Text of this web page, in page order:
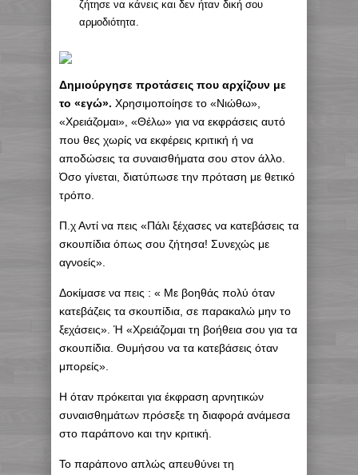
ζήτησε να κάνεις και δεν ήταν δική σου
αρμοδιότητα.
Δημιούργησε προτάσεις που αρχίζουν με
το «εγώ». Χρησιμοποίησε το «Νιώθω»,
«Χρειάζομαι», «Θέλω» για να εκφράσεις αυτό
που θες χωρίς να εκφέρεις κριτική ή να
αποδώσεις τα συναισθήματα σου στον άλλο.
Όσο γίνεται, διατύπωσε την πρόταση με θετικό
τρόπο.
Π.χ Αντί να πεις «Πάλι ξέχασες να κατεβάσεις τα
σκουπίδια όπως σου ζήτησα! Συνεχώς με
αγνοείς».
Δοκίμασε να πεις : « Με βοηθάς πολύ όταν
κατεβάζεις τα σκουπίδια, σε παρακαλώ μην το
ξεχάσεις». Ή «Χρειάζομαι τη βοήθεια σου για τα
σκουπίδια. Θυμήσου να τα κατεβάσεις όταν
μπορείς».
Η όταν πρόκειται για έκφραση αρνητικών
συναισθημάτων πρόσεξε τη διαφορά ανάμεσα
στο παράπονο και την κριτική.
Το παράπονο απλώς απευθύνει τη